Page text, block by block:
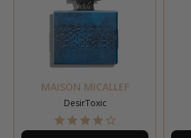
MAISON MICALLEF
DesirToxic